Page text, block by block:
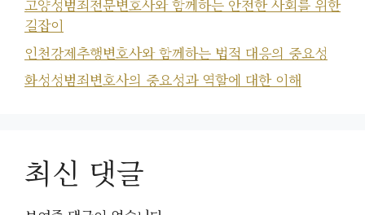
고양성범죄전문변호사와 함께하는 안전한 사회를 위한
길잡이
인천강제추행변호사와 함께하는 법적 대응의 중요성
화성성범죄변호사의 중요성과 역할에 대한 이해
최신 댓글